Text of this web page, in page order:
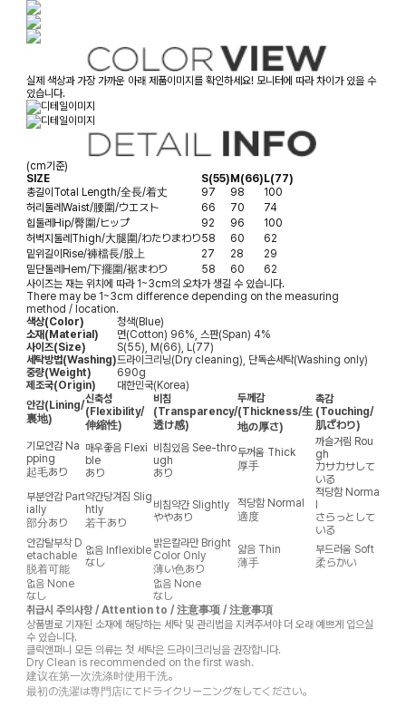
실제 색상과 가장 가까운 아래 제품이미지를 확인하세요! 모니터에 따라 차이가 있을 수
있습니다.
(cm기준)
SIZE
S(55)M(66)L(77)
총길이Total Length/全長/着丈 97 98
100
허리둘레Waist/腰圍/ウエスト 66 70
74
힙둘레Hip/臀圍/ヒップ 92 96
100
허벅지둘레Thigh/大腿圍/わたりまわり58 60
62
밑위길이Rise/褲檔長/股上 27 28
29
밑단둘레Hem/下擺圍/裾まわり 58 60
62
사이즈는 재는 위치에 따라 1~3cm의 오차가 생길 수 있습니다.
There may be 1~3cm difference depending on the measuring
method / location.
색상(Color)
청색(Blue)
소재(Material)
면(Cotton) 96%, 스판(Span) 4%
사이즈(Size)
S(55), M(66), L(77)
세탁방법(Washing)드라이크리닝(Dry cleaning), 단독손세탁(Washing only)
중량(Weight)
690g
제조국(Origin)
대한민국(Korea)
안감(Lining/
裏地)
신축성
(Flexibility/
伸縮性)
비침
(Transparency/
透け感)
두께감
(Thickness/生
地の厚さ)
촉감
(Touching/
肌ざわり)
기모안감 Na
pping
起毛あり
매우좋음 Flexi
ble
あり
비침있음 See-thro
ugh
あり
두꺼움 Thick
厚手
까슬거림 Rou
gh
カサカサして
いる
부분안감 Part
ially
部分あり
약간당겨짐 Slig
htly
若干あり
비침약간 Slightly
ややあり
적당함 Normal
適度
적당함 Norma
l
さらっとして
いる
안감탈부착 D
etachable
脱着可能
없음 Inflexible
なし
밝은칼라만 Bright
Color Only
薄い色あり
얇음 Thin
薄手
부드러움 Soft
柔らかい
없음 None
なし
없음 None
なし
취급시 주의사항 / Attention to / 注意事项 / 注意事項
상품별로 기재된 소재에 해당하는 세탁 및 관리법을 지켜주셔야 더 오래 예쁘게 입으실
수 있습니다.
클릭앤퍼니 모든 의류는 첫 세탁은 드라이크리닝을 권장합니다.
Dry Clean is recommended on the first wash.
建议在第一次洗涤时使用干洗。
最初の洗濯は専門店にてドライクリーニングをしてください。